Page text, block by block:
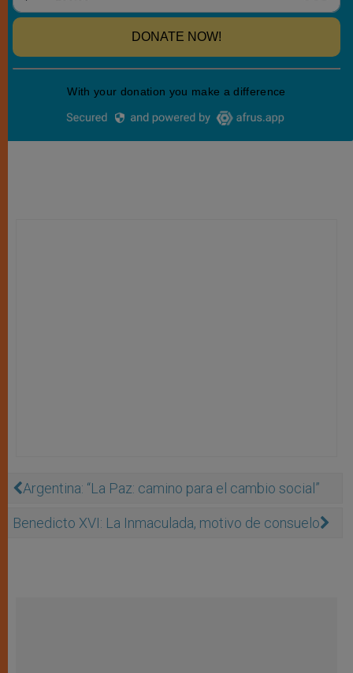
Argentina: “La Paz: camino para el cambio social”
Benedicto XVI: La Inmaculada, motivo de consuelo